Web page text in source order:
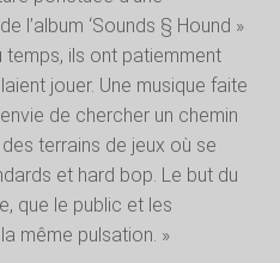
l’album ‘Sounds § Hound »
temps, ils ont patiemment
jouer. Une musique faite
de chercher un chemin
terrains de jeux où se
et hard bop. Le but du
que le public et les
même pulsation. »